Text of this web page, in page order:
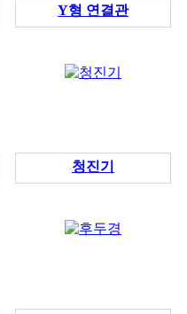
Y형 연결관
청진기